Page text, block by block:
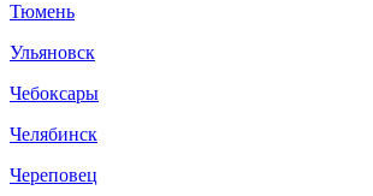
Тюмень
Ульяновск
Чебоксары
Челябинск
Череповец